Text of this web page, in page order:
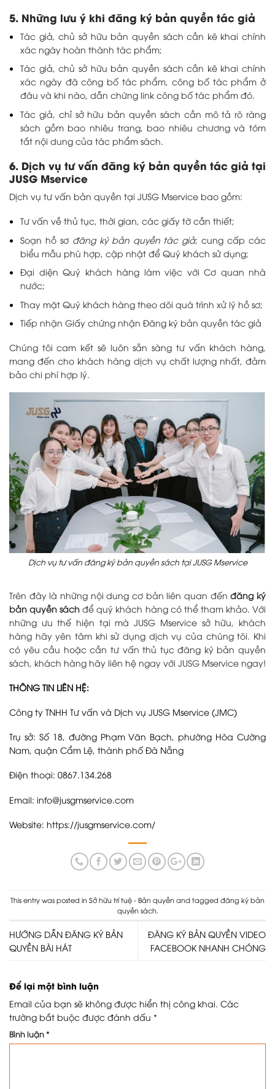
5. Những lưu ý khi đăng ký bản quyền tác giả
Tác giả, chủ sở hữu bản quyền sách cần kê khai chính
xác ngày hoàn thành tác phẩm;
Tác giả, chủ sở hữu bản quyền sách cần kê khai chính
xác ngày đã công bố tác phẩm, công bố tác phẩm ở
đâu và khi nào, dẫn chứng link công bố tác phẩm đó.
Tác giả, chỉ sở hữu bản quyền sách cần mô tả rõ ràng
sách gồm bao nhiêu trang, bao nhiêu chương và tóm
tắt nội dung của tác phẩm sách.
6. Dịch vụ tư vấn đăng ký bản quyền tác giả tại
JUSG Mservice
Dịch vụ tư vấn bản quyền tại JUSG Mservice bao gồm:
Tư vấn về thủ tục, thời gian, các giấy tờ cần thiết;
Soạn hồ sơ đăng ký bản quyền tác giả; cung cấp các
biểu mẫu phù hợp, cập nhật để Quý khách sử dụng;
Đại diện Quý khách hàng làm việc với Cơ quan nhà
nước;
Thay mặt Quý khách hàng theo dõi quá trình xử lý hồ sơ;
Tiếp nhận Giấy chứng nhận Đăng ký bản quyền tác giả
Chúng tôi cam kết sẽ luôn sẵn sàng tư vấn khách hàng,
mang đến cho khách hàng dịch vụ chất lượng nhất, đảm
bảo chi phí hợp lý.
Dịch vụ tư vấn đăng ký bản quyền sách tại JUSG Mservice
Trên đây là những nội dung cơ bản liên quan đếnđăng ký
bản quyền sách để quý khách hàng có thể tham khảo. Với
những ưu thế hiện tại mà JUSG Mservice sở hữu, khách
hàng hãy yên tâm khi sử dụng dịch vụ của chúng tôi. Khi
có yêu cầu hoặc cần tư vấn thủ tục đăng ký bản quyền
sách, khách hàng hãy liên hệ ngay với JUSG Mservice ngay!
THÔNG TIN LIÊN HỆ:
Công ty TNHH Tư vấn và Dịch vụ JUSG Mservice (JMC)
Trụ sở: Số 18, đường Phạm Văn Bạch, phường Hòa Cường
Nam, quận Cẩm Lệ, thành phố Đà Nẵng
Điện thoại: 0867.134.268
Email: info@jusgmservice.com
Website: https://jusgmservice.com/
This entry was posted in Sở hữu trí tuệ - Bản quyền and tagged đăng ký bản
quyền sách.
HƯỚNG DẪN ĐĂNG KÝ BẢN
QUYỀN BÀI HÁT
ĐĂNG KÝ BẢN QUYỀN VIDEO
FACEBOOK NHANH CHÓNG
Để lại một bình luận
Email của bạn sẽ không được hiển thị công khai. Các
trường bắt buộc được đánh dấu *
Bình luận *